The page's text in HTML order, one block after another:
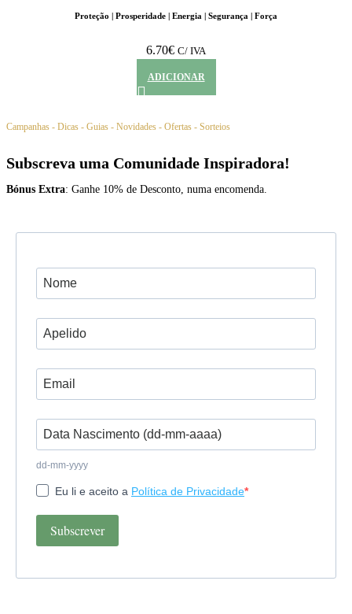
Proteção | Prosperidade | Energia | Segurança | Força
6.70€ C/ IVA
ADICIONAR
Campanhas - Dicas - Guias - Novidades - Ofertas - Sorteios
Subscreva uma Comunidade Inspiradora!
Bónus Extra: Ganhe 10% de Desconto, numa encomenda.
dd-mm-yyyy
Eu li e aceito a Política de Privacidade
Subscrever